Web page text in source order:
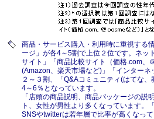
商品・サービス購入・利用時に重視する
ージ」が各4～5割で上位２位です。ネッ
サイト」「商品比較サイト（価格.com、
(Amazon、楽天市場など)」「インター
２～３割、「Q&Aコミュニティ(はてな
4～6％となっています。
「店頭の商品説明、商品パッケージの
ト、女性が男性より多くなっています。
SNSやtwitterは若年層で比率が高くなっ